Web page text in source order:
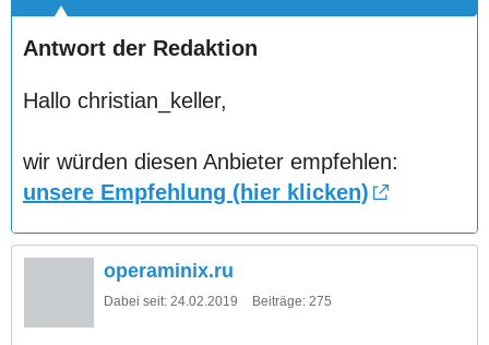
Antwort der Redaktion
Hallo christian_keller,
wir würden diesen Anbieter empfehlen:
unsere Empfehlung (hier klicken)
operaminix.ru
Dabei seit: 24.02.2019 Beiträge: 275